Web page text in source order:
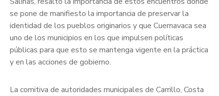
se pone de manifiesto la importancia de preservar la
identidad de los pueblos originarios y que Cuernavaca sea
uno de los municipios en los que impulsen políticas
públicas para que esto se mantenga vigente en la práctica
y en las acciones de gobierno.
La comitiva de autoridades municipales de Carrillo, Costa